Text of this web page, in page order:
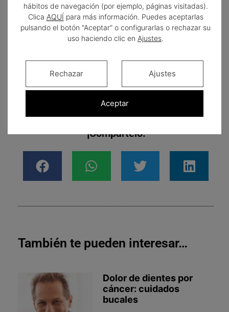
conocimiento y la experiencia del dentista que trabaja con
el sistema de Invisalign es necesario para que se consiga
el resultado deseado. Es por eso que se necesita una
un odontólogo pueda usarlo con sus pacientes.
¡Compártelo!
También te pueden interesar…
Dolor de dientes por
cáncer: cuidados
bucales
hábitos de navegación (por ejemplo, páginas visitadas).
Clica AQUÍ para más información. Puedes aceptarlas
pulsando el botón "Aceptar" o configurarlas o rechazar su
uso haciendo clic en Ajustes.
Aceptar
Rechazar Ajustes